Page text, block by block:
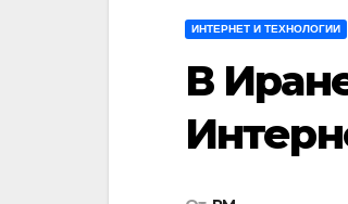
ИНТЕРНЕТ И ТЕХНОЛОГИИ
В